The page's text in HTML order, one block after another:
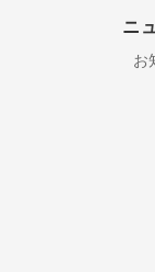
ニ
お